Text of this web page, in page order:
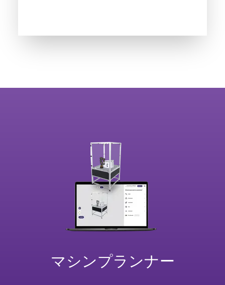
マシンプランナー